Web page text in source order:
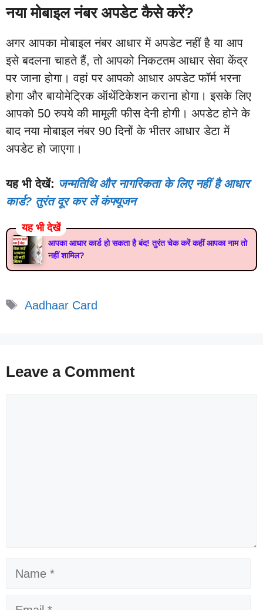
नया मोबाइल नंबर अपडेट कैसे करें?
अगर आपका मोबाइल नंबर आधार में अपडेट नहीं है या आप
इसे बदलना चाहते हैं, तो आपको निकटतम आधार सेवा केंद्र
पर जाना होगा। वहां पर आपको आधार अपडेट फॉर्म भरना
होगा और बायोमेट्रिक ऑथेंटिकेशन कराना होगा। इसके लिए
आपको 50 रुपये की मामूली फीस देनी होगी। अपडेट होने के
बाद नया मोबाइल नंबर 90 दिनों के भीतर आधार डेटा में
अपडेट हो जाएगा।
यह भी देखें: जन्मतिथि और नागरिकता के लिए नहीं है आधार
कार्ड? तुरंत दूर कर लें कंफ्यूजन
यह भी देखें
आपका आधार कार्ड हो सकता है बंद! तुरंत चेक करें कहीं आपका नाम तो
नहीं शामिल?
Tags
Aadhaar Card
Leave a Comment
Name
Email